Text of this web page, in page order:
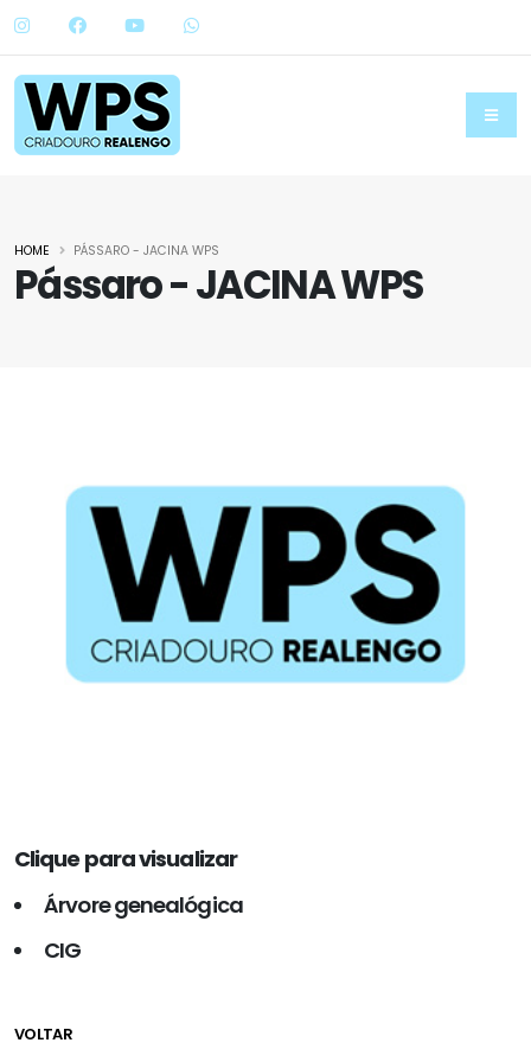
Pássaro - JACINA WPS
HOME PÁSSARO - JACINA WPS
Clique para visualizar
Árvore genealógica
CIG
VOLTAR